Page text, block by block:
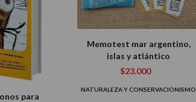
para
Memotest mar argentino,
islas y atlántico
$23.000
NATURALEZA Y CONSERVACIONISMO